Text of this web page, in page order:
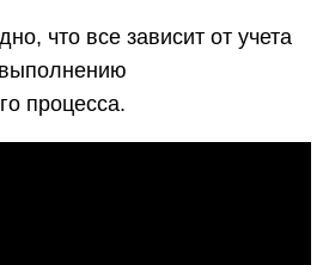
что все зависит от учета
выполнению
процесса.